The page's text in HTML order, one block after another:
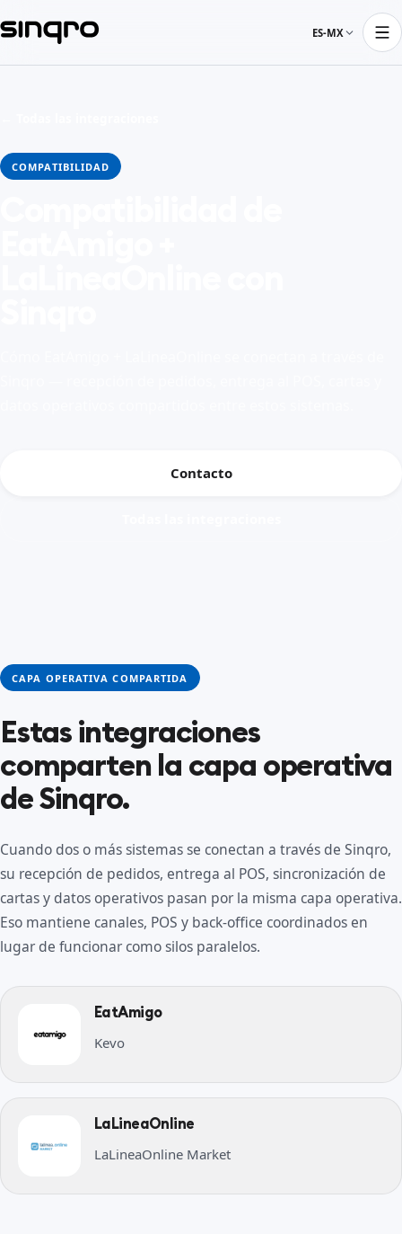
ES-MX
COMPATIBILIDAD
Contacto
CAPA OPERATIVA COMPARTIDA
Estas integraciones
comparten la capa operativa
de Sinqro.
Cuando dos o más sistemas se conectan a través de Sinqro,
su recepción de pedidos, entrega al POS, sincronización de
cartas y datos operativos pasan por la misma capa operativa.
Eso mantiene canales, POS y back-office coordinados en
lugar de funcionar como silos paralelos.
EatAmigo
Kevo
LaLineaOnline
LaLineaOnline Market